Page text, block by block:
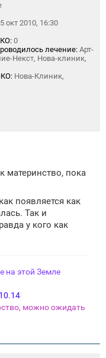
окт 2010, 16:30
0
лечение: Арт-
Некст, Нова-клиник,
Нова-Клиник,
материнство, пока
появляется как
Так и
у кого как
на этой Земле
можно ожидать